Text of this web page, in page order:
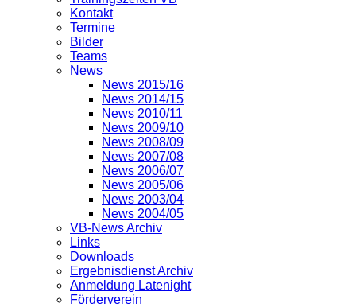
Kontakt
Termine
Bilder
Teams
News
News 2015/16
News 2014/15
News 2010/11
News 2009/10
News 2008/09
News 2007/08
News 2006/07
News 2005/06
News 2003/04
News 2004/05
VB-News Archiv
Links
Downloads
Ergebnisdienst Archiv
Anmeldung Latenight
Förderverein